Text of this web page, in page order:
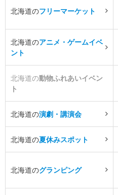
北海道のフリーマーケット
北海道のアニメ・ゲームイベ
ント
北海道の動物ふれあいイベン
ト
北海道の演劇・講演会
北海道の夏休みスポット
北海道のグランピング